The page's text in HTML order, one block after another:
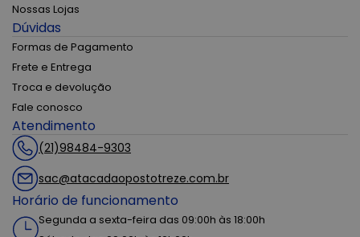
Nossas Lojas
Dúvidas
Formas de Pagamento
Frete e Entrega
Troca e devolução
Fale conosco
Atendimento
(21)98484-9303
sac@atacadaopostotreze.com.br
Horário de funcionamento
Segunda a sexta-feira das 09:00h às 18:00h